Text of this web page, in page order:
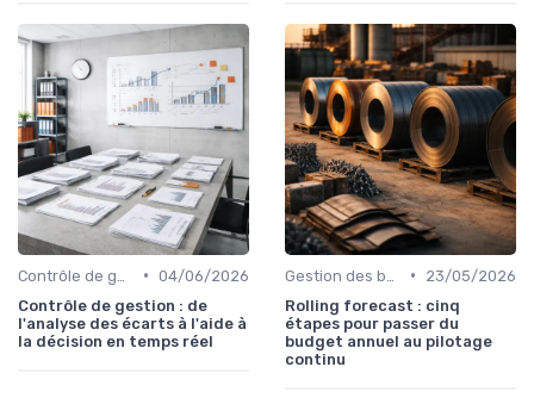
• 04/06/2026
Contrôle de gestion : de
l'analyse des écarts à l'aide à
la décision en temps réel
•
23/05/2026
Rolling forecast : cinq
étapes pour passer du
budget annuel au pilotage
continu